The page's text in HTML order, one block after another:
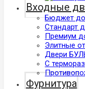
Входные
Бюджет до
Стандарт
Премиум
Элитные
Двери
С
Фурнитура